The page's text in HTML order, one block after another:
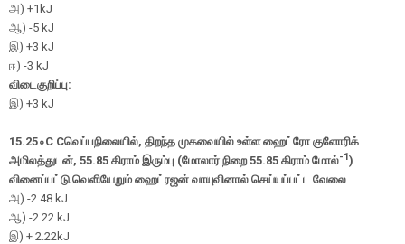
அ) +1kJ
ஆ) -5 kJ
இ) +3 kJ
ஈ) -3 kJ
விடைகுறிப்பு:
இ) +3 kJ
15.25∘C Cவெப்பநிலையில், திறந்த முகவையில் உள்ள ஹைட்ரோ குளோரிக்
அமிலத்துடன், 55.85 கிராம் இரும்பு (மோலார் நிறை 55.85 கிராம் மோல்-1)
வினைப்பட்டு வெளியேறும் ஹைட்ரஜன் வாயுவினால் செய்யப்பட்ட வேலை
அ) -2.48 kJ
ஆ) -2.22 kJ
இ) + 2.22kJ